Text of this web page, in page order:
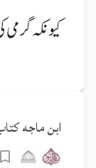
کیونکہ
ابن ماجه